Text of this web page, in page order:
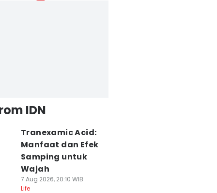
IDN
Tranexamic Acid:
Manfaat dan Efek
Samping untuk
Wajah
7 Aug 2026, 20:10 WIB
Life